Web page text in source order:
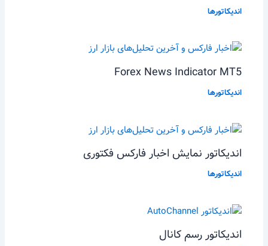
اندیکاتورها
Forex News Indicator MT5
اندیکاتورها
اندیکاتور نمایش اخبار فارکس فکتوری
اندیکاتورها
اندیکاتور رسم کانال